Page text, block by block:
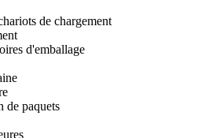
de chargement
d'emballage
de paquets